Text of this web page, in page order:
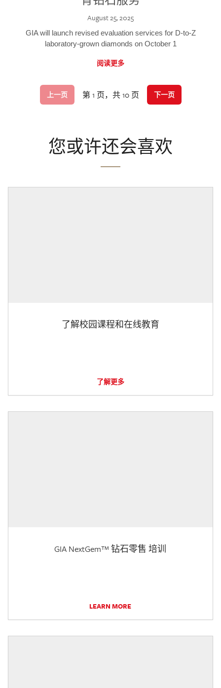
August 25, 2025
GIA will launch revised evaluation services for D-to-Z
laboratory-grown diamonds on October 1
阅读更多
上一页 第 1 页，共 10 页 下一页
您或许还会喜欢
了解校园课程和在线教育
了解更多
GIA NextGem™ 钻石零售 培训
LEARN MORE